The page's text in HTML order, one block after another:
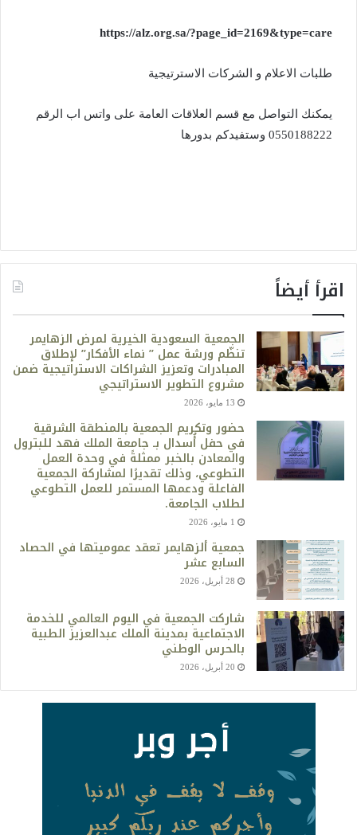
https://alz.org.sa/?page_id=2169&type=care
طلبات الاعلام و الشركات الاسترتيجية
يمكنك التواصل مع قسم العلاقات العامة على واتس اب الرقم
0550188222 وستفيدكم بدورها
اقرأ أيضاً
الجمعية السعودية الخيرية لمرض الزهايمر
تنظّم ورشة عمل ” نماء الأفكار” لإطلاق
المبادرات وتعزيز الشراكات الاستراتيجية ضمن
مشروع التطوير الاستراتيجي
13 مايو، 2026
حضور وتكريم الجمعية بالمنطقة الشرقية
في حفل أُسدال بـ جامعة الملك فهد للبترول
والمعادن بالخبر ممثلةً في وحدة العمل
التطوعي، وذلك تقديرًا لمشاركة الجمعية
الفاعلة ودعمها المستمر للعمل التطوعي
لطلاب الجامعة.
1 مايو، 2026
جمعية ألزهايمر تعقد عموميتها في الحصاد
السابع عشر
28 أبريل، 2026
شاركت الجمعية في اليوم العالمي للخدمة
الاجتماعية بمدينة الملك عبدالعزيز الطبية
بالحرس الوطني
20 أبريل، 2026